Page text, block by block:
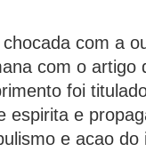
com a
com o artigo
foi
espirita e
e acao